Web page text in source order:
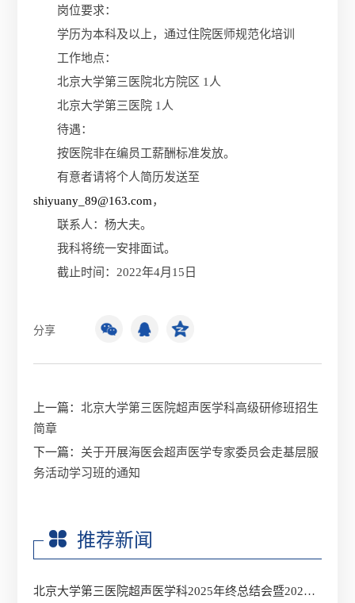
岗位要求：
学历为本科及以上，通过住院医师规范化培训
工作地点：
北京大学第三医院北方院区 1人
北京大学第三医院 1人
待遇：
按医院非在编员工薪酬标准发放。
有意者请将个人简历发送至
shiyuany_89@163.com，
联系人：杨大夫。
我科将统一安排面试。
截止时间：2022年4月15日
分享
上一篇：北京大学第三医院超声医学科高级研修班招生
简章
下一篇： 关于开展海医会超声医学专家委员会走基层服
务活动学习班的通知
推荐新闻
北京大学第三医院超声医学科2025年终总结会暨2026年发展会圆满召开